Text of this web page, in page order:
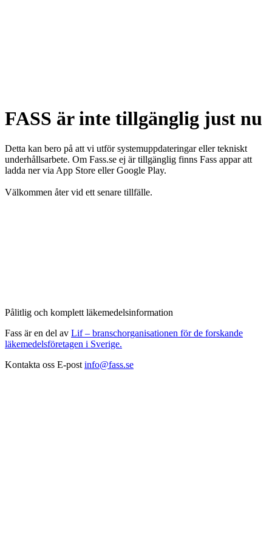
FASS är inte tillgänglig just nu
Detta kan bero på att vi utför systemuppdateringar eller tekniskt
underhållsarbete. Om Fass.se ej är tillgänglig finns Fass appar att
ladda ner via App Store eller Google Play.
Välkommen åter vid ett senare tillfälle.
Pålitlig och komplett läkemedelsinformation
Fass är en del av Lif – branschorganisationen för de forskande
läkemedelsföretagen i Sverige.
Kontakta oss E-post info@fass.se